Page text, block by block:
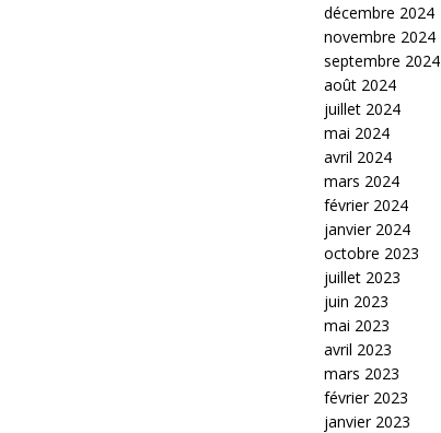
décembre 2024
novembre 2024
septembre 2024
août 2024
juillet 2024
mai 2024
avril 2024
mars 2024
février 2024
janvier 2024
octobre 2023
juillet 2023
juin 2023
mai 2023
avril 2023
mars 2023
février 2023
janvier 2023